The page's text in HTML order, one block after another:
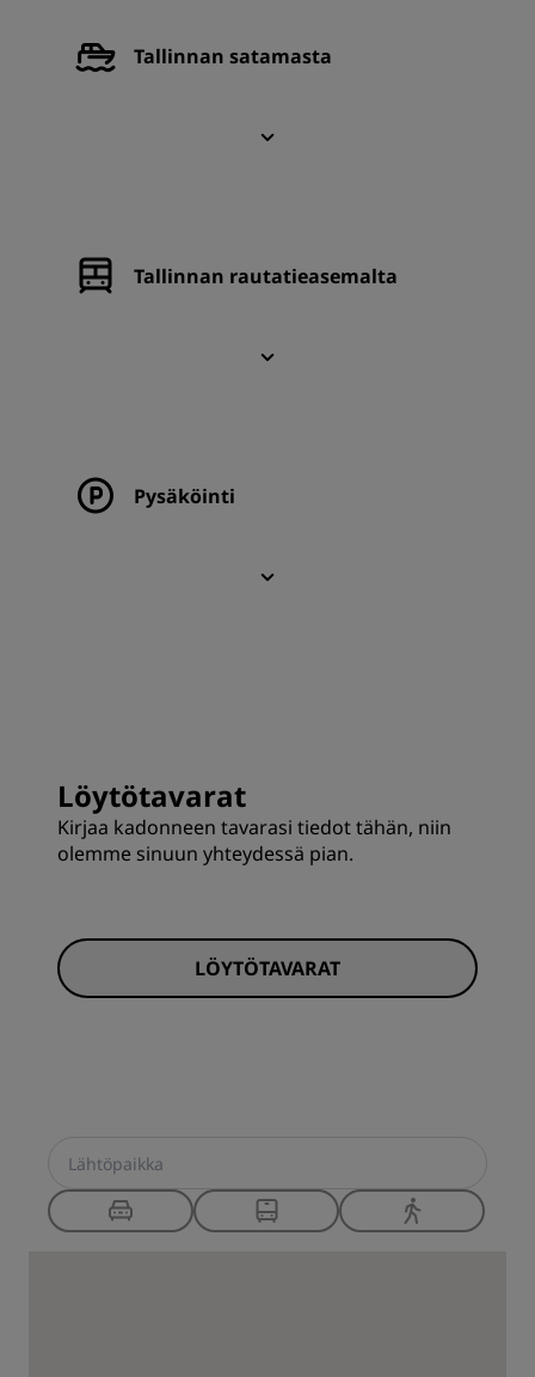
Tallinnan satamasta
Tallinnan rautatieasemalta
Pysäköinti
Löytötavarat
Kirjaa kadonneen tavarasi tiedot tähän, niin
olemme sinuun yhteydessä pian.
LÖYTÖTAVARAT